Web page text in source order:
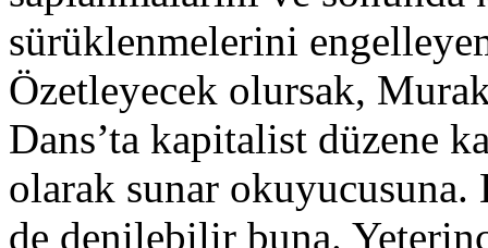
sürüklenmelerini
Özetleyecek olursak,
Dans’ta kapitalist düzene
olarak sunar
de denilebilir buna.